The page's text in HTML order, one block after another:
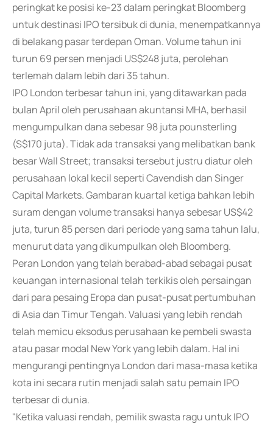
peringkat ke posisi ke-23 dalam peringkat Bloomberg
untuk destinasi IPO tersibuk di dunia, menempatkannya
di belakang pasar terdepan Oman. Volume tahun ini
turun 69 persen menjadi US$248 juta, perolehan
terlemah dalam lebih dari 35 tahun.
IPO London terbesar tahun ini, yang ditawarkan pada
bulan April oleh perusahaan akuntansi MHA, berhasil
mengumpulkan dana sebesar 98 juta pounsterling
(S$170 juta). Tidak ada transaksi yang melibatkan bank
besar Wall Street; transaksi tersebut justru diatur oleh
perusahaan lokal kecil seperti Cavendish dan Singer
Capital Markets. Gambaran kuartal ketiga bahkan lebih
suram dengan volume transaksi hanya sebesar US$42
juta, turun 85 persen dari periode yang sama tahun lalu,
menurut data yang dikumpulkan oleh Bloomberg.
Peran London yang telah berabad-abad sebagai pusat
keuangan internasional telah terkikis oleh persaingan
dari para pesaing Eropa dan pusat-pusat pertumbuhan
di Asia dan Timur Tengah. Valuasi yang lebih rendah
telah memicu eksodus perusahaan ke pembeli swasta
atau pasar modal New York yang lebih dalam. Hal ini
mengurangi pentingnya London dari masa-masa ketika
kota ini secara rutin menjadi salah satu pemain IPO
terbesar di dunia.
"Ketika valuasi rendah, pemilik swasta ragu untuk IPO